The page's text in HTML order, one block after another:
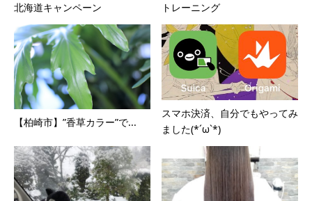
北海道キャンペーン トレーニング
【柏崎市】”香草カラー”で...
スマホ決済、自分でもやってみ
ました(*´ω`*)